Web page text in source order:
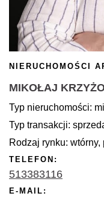
NIERUCHOMOŚCI
MIKOŁAJ
Typ nieruchomości:
Typ transakcji:
Rodzaj rynku: wtórny,
TELEFON:
513383116
E-MAIL: